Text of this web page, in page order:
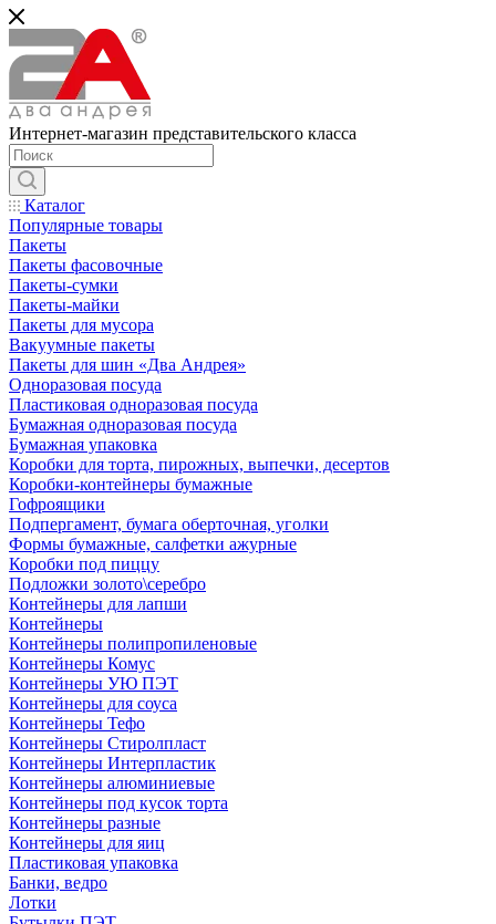
Интернет-магазин представительского класса
Каталог
Популярные товары
Пакеты
Пакеты фасовочные
Пакеты-сумки
Пакеты-майки
Пакеты для мусора
Вакуумные пакеты
Пакеты для шин «Два Андрея»
Одноразовая посуда
Пластиковая одноразовая посуда
Бумажная одноразовая посуда
Бумажная упаковка
Коробки для торта, пирожных, выпечки, десертов
Коробки-контейнеры бумажные
Гофроящики
Подпергамент, бумага оберточная, уголки
Формы бумажные, салфетки ажурные
Коробки под пиццу
Подложки золото\серебро
Контейнеры для лапши
Контейнеры
Контейнеры полипропиленовые
Контейнеры Комус
Контейнеры УЮ ПЭТ
Контейнеры для соуса
Контейнеры Тефо
Контейнеры Стиролпласт
Контейнеры Интерпластик
Контейнеры алюминиевые
Контейнеры под кусок торта
Контейнеры разные
Контейнеры для яиц
Пластиковая упаковка
Банки, ведро
Лотки